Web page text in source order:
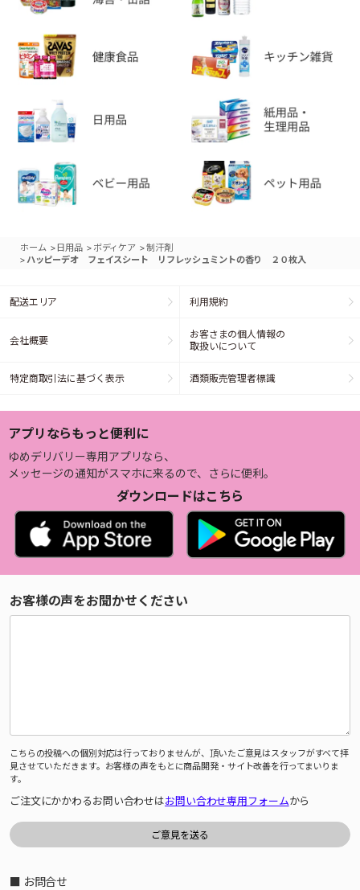
ホーム > 日用品 > ボディケア >制汗剤
> ハッピーデオ フェイスシート リフレッシュミントの香り ２０枚入
配送エリア 利用規約
会社概要
お客さまの個人情報の
取扱いについて
特定商取引法に基づく表示 酒類販売管理者標識
アプリならもっと便利に
ゆめデリバリー専用アプリなら、
メッセージの通知がスマホに来るので、さらに便利。
ダウンロードはこちら
お客様の声をお聞かせください
こちらの投稿への個別対応は行っておりませんが、頂いたご意見はスタッフがすべて拝
見させていただきます。お客様の声をもとに商品開発・サイト改善を行ってまいりま
す。
ご注文にかかわるお問い合わせはお問い合わせ専用フォームから
■ お問合せ